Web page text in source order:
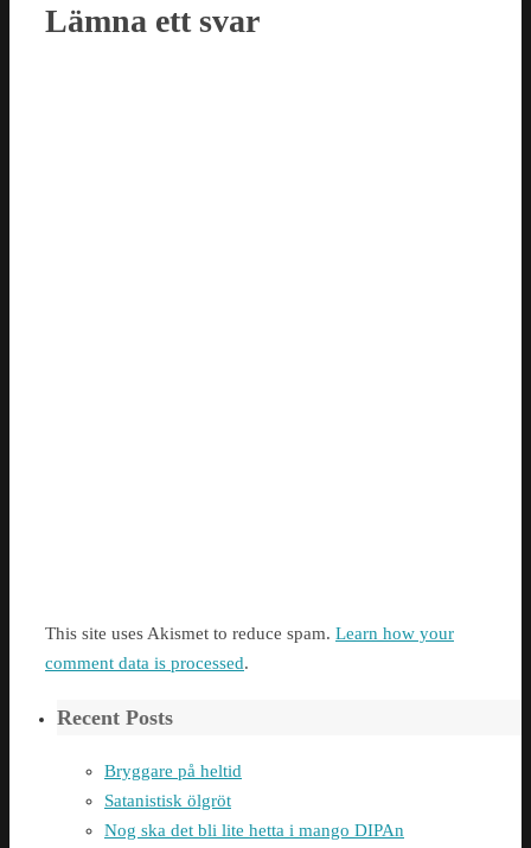
Lämna ett svar
This site uses Akismet to reduce spam. Learn how your
comment data is processed.
Recent Posts
Bryggare på heltid
Satanistisk ölgröt
Nog ska det bli lite hetta i mango DIPAn